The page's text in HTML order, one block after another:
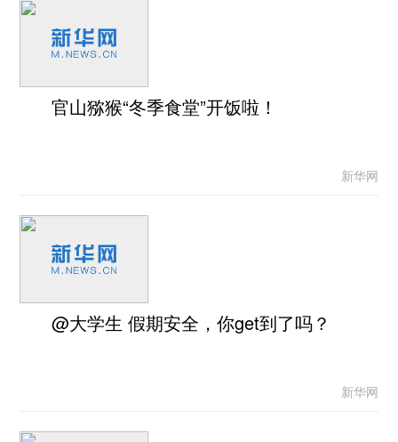
官山猕猴“冬季食堂”开饭啦！
新华网
@大学生 假期安全，你get到了吗？
新华网